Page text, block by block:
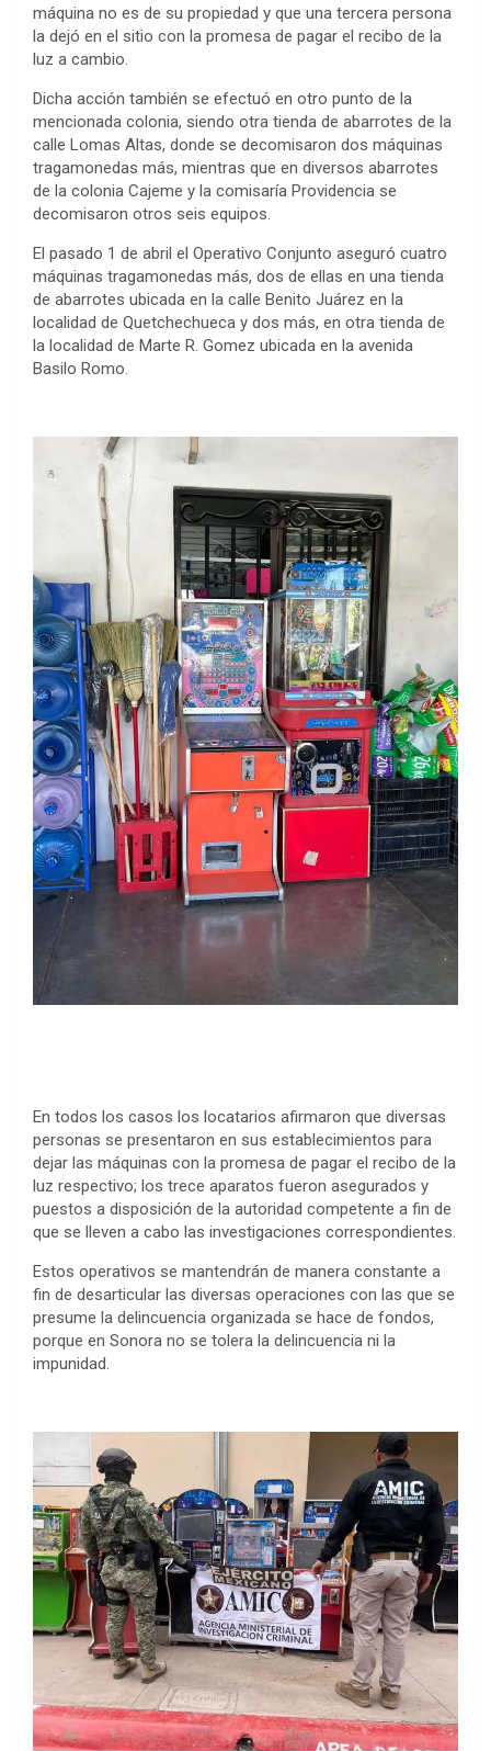
máquina no es de su propiedad y que una tercera persona
la dejó en el sitio con la promesa de pagar el recibo de la
luz a cambio.
Dicha acción también se efectuó en otro punto de la
mencionada colonia, siendo otra tienda de abarrotes de la
calle Lomas Altas, donde se decomisaron dos máquinas
tragamonedas más, mientras que en diversos abarrotes
de la colonia Cajeme y la comisaría Providencia se
decomisaron otros seis equipos.
El pasado 1 de abril el Operativo Conjunto aseguró cuatro
máquinas tragamonedas más, dos de ellas en una tienda
de abarrotes ubicada en la calle Benito Juárez en la
localidad de Quetchechueca y dos más, en otra tienda de
la localidad de Marte R. Gomez ubicada en la avenida
Basilo Romo.
En todos los casos los locatarios afirmaron que diversas
personas se presentaron en sus establecimientos para
dejar las máquinas con la promesa de pagar el recibo de la
luz respectivo; los trece aparatos fueron asegurados y
puestos a disposición de la autoridad competente a fin de
que se lleven a cabo las investigaciones correspondientes.
Estos operativos se mantendrán de manera constante a
fin de desarticular las diversas operaciones con las que se
presume la delincuencia organizada se hace de fondos,
porque en Sonora no se tolera la delincuencia ni la
impunidad.